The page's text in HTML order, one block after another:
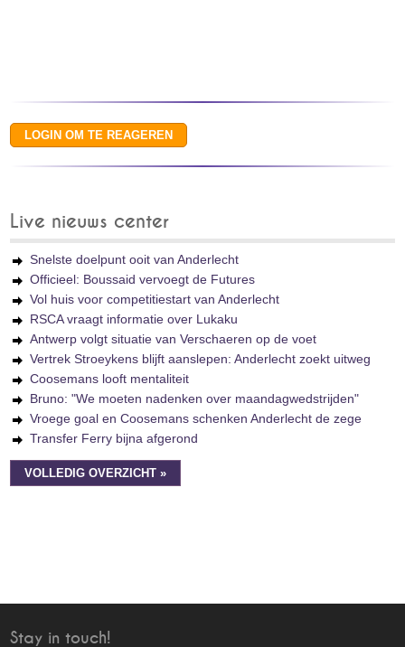
Live nieuws center
Snelste doelpunt ooit van Anderlecht
Officieel: Boussaid vervoegt de Futures
Vol huis voor competitiestart van Anderlecht
RSCA vraagt informatie over Lukaku
Antwerp volgt situatie van Verschaeren op de voet
Vertrek Stroeykens blijft aanslepen: Anderlecht zoekt uitweg
Coosemans looft mentaliteit
Bruno: "We moeten nadenken over maandagwedstrijden"
Vroege goal en Coosemans schenken Anderlecht de zege
Transfer Ferry bijna afgerond
VOLLEDIG OVERZICHT »
Stay in touch!